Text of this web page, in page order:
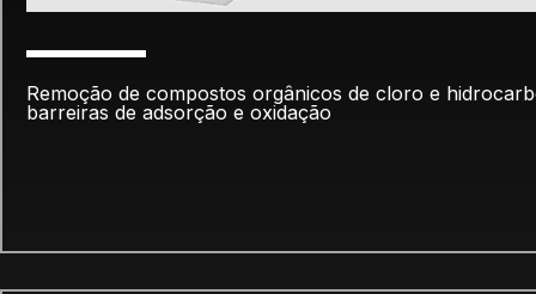
Remoção de compostos orgânicos de cloro e
barreiras de adsorção e oxidação